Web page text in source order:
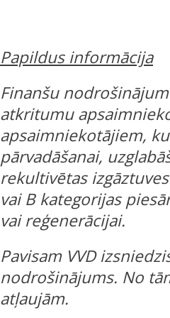
Papildus informācija
Finanšu
atkritumu
apsaimniekotājiem,
pārvadāšanai,
rekultivētas
vai B kategorijas
vai reģenerācijai.
Pavisam VVD
nodrošinājums. No
atļaujām.